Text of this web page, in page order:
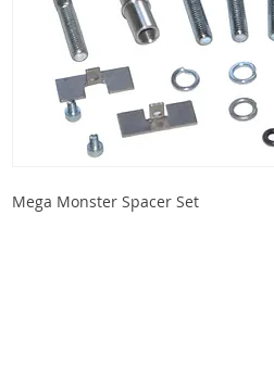
Mega Monster Spacer Set